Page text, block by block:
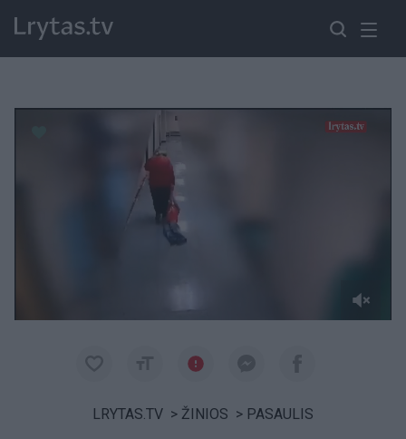
LRYTAS.TV > ŽINIOS > PASAULIS